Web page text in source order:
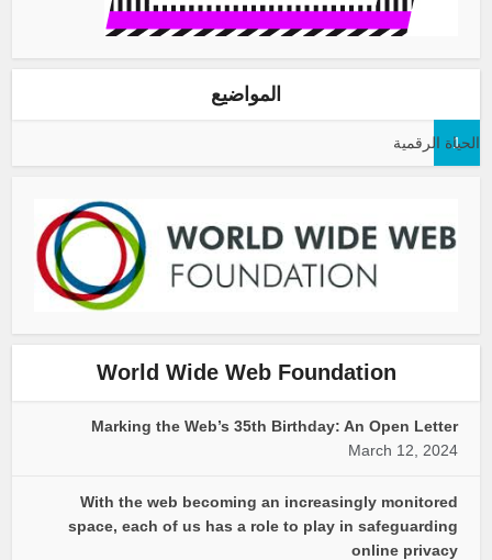
المواضيع
الحياة الرقمية
1
World Wide Web Foundation
Marking the Web’s 35th Birthday: An Open Letter
March 12, 2024
With the web becoming an increasingly monitored
space, each of us has a role to play in safeguarding
online privacy